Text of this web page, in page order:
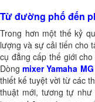
Từ đường phố đến
Trong hơn một thế kỷ
lượng và sự cải tiến cho
cụ đẳng cấp thế giới
Dòngmixer Yamaha MG
thiết kế tuyệt vời từ các
thuật mới, tương tự